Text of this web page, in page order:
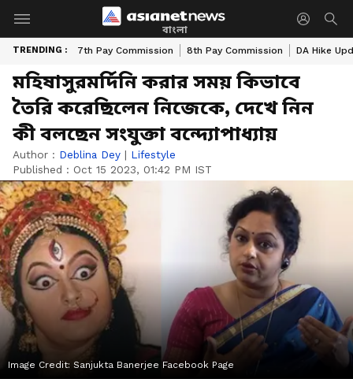
বাংলা
TRENDING : 7th Pay Commission 8th Pay Commission DA Hike
মহিষাসুরমর্দিনি করার সময় কিভাবে
তৈরি করেছিলেন নিজেকে, দেখে নিন
কী বলছেন সংযুক্তা বন্দ্যোপাধ্যায়
Author : Deblina Dey | Lifestyle
Published : Oct 15 2023, 01:42 PM IST
Image Credit: Sanjukta Banerjee Facebook Page